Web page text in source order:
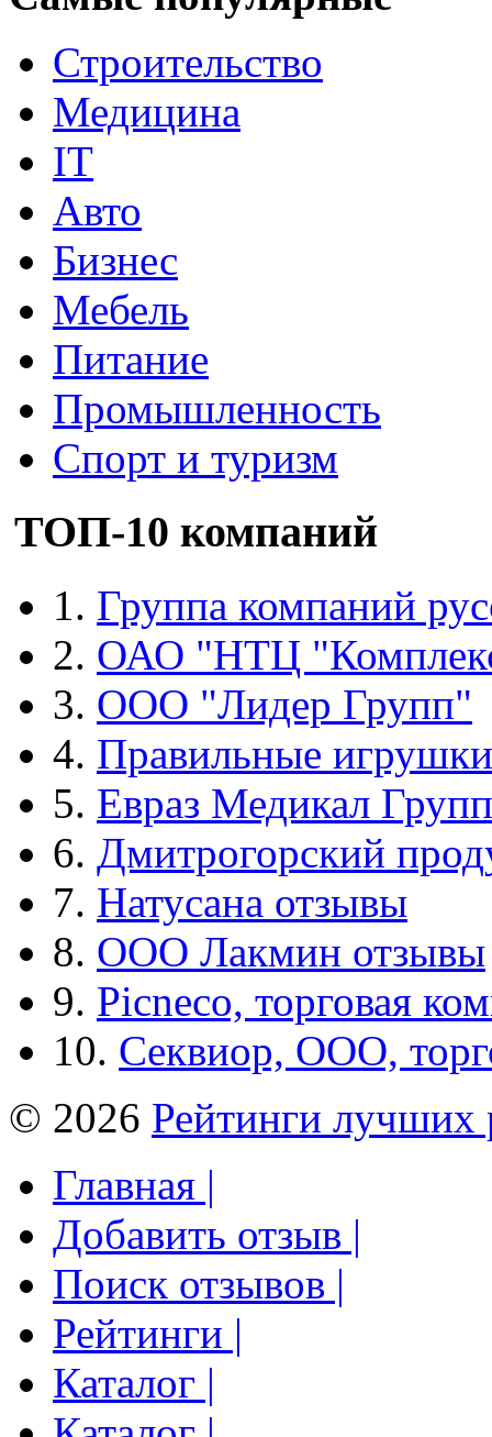
Строительство
Медицина
IT
Авто
Бизнес
Мебель
Питание
Промышленность
Спорт и туризм
ТОП-10 компаний
1. Группа компаний
2. ОАО "НТЦ
3. ООО "Лидер Групп"
4. Правильные игрушки
5. Евраз Медикал Групп
6. Дмитрогорский
7. Натусана отзывы
8. ООО Лакмин отзывы
9. Picneco, торговая
10. Секвиор, ООО,
© 2026 Рейтинги лучших
Главная |
Добавить отзыв |
Поиск отзывов |
Рейтинги |
Каталог |